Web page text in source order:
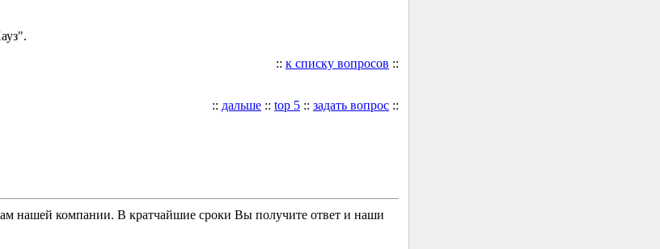
:: к списку вопросов ::
:: дальше :: top 5 :: задать вопрос ::
нашей компании. В кратчайшие сроки Вы получите ответ и наши